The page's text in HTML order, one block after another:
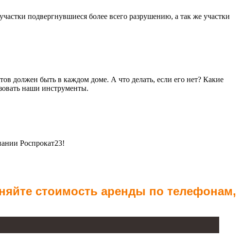
подвергнувшиеся более всего разрушению, а так же участки
должен быть в каждом доме. А что делать, если его нет? Какие
наши инструменты.
Роспрокат23!
стоимость аренды по телефонам,